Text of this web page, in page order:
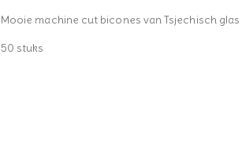
Mooie machine cut bicones van Tsjechisch glas
50 stuks